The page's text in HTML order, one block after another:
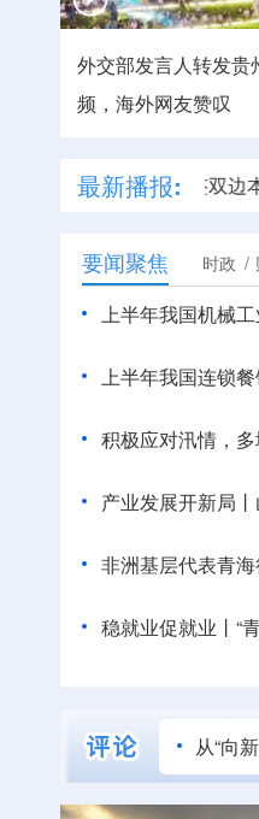
外交部发言人转发贵
频，海外网友赞叹
最新播报:
国央行续签双边本币互换
要闻聚焦 时政
上半年我国机械
上半年我国连锁
积极应对汛情，
产业发展开新局丨
非洲基层代表青
稳就业促就业丨“
从“向